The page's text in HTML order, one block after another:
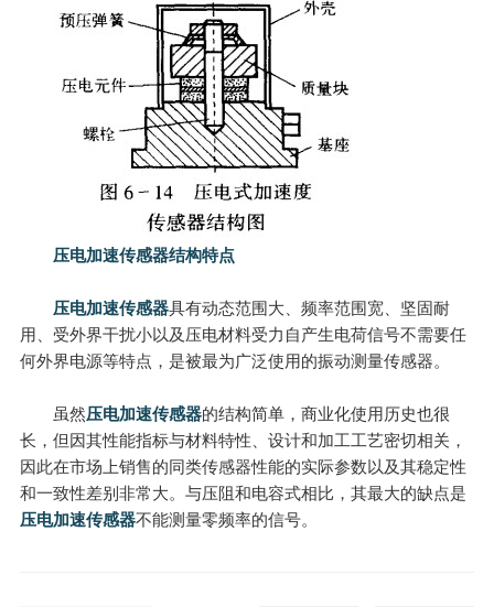
压电加速传感器结构特点
压电加速传感器具有动态范围大、频率范围宽、坚固耐
用、受外界干扰小以及压电材料受力自产生电荷信号不需要任
何外界电源等特点，是被最为广泛使用的振动测量传感器。
虽然压电加速传感器的结构简单，商业化使用历史也很
长，但因其性能指标与材料特性、设计和加工工艺密切相关，
因此在市场上销售的同类传感器性能的实际参数以及其稳定性
和一致性差别非常大。与压阻和电容式相比，其最大的缺点是
压电加速传感器不能测量零频率的信号。